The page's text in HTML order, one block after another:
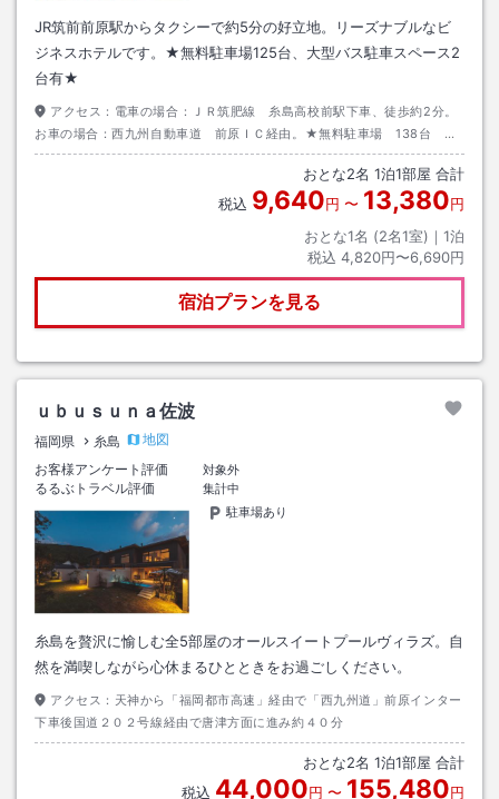
JR筑前前原駅からタクシーで約5分の好立地。リーズナブルなビ
ジネスホテルです。★無料駐車場125台、大型バス駐車スペース2
台有★
アクセス： 電車の場合：ＪＲ筑肥線 糸島高校前駅下車、徒歩約2分。
お車の場合：西九州自動車道 前原ＩＣ経由。★無料駐車場 138台 バ
ス駐車スペース2台有り★
おとな2名 1泊1部屋 合計
税込 9,640円 〜 13,380円
おとな1名 (2名1室)｜ 1泊
税込 4,820円〜6,690円
宿泊プランを見る
ｕｂｕｓｕｎａ佐波
福岡県 糸島
地図
お客様アンケート評価
対象外
るるぶトラベル評価
集計中
駐車場あり
糸島を贅沢に愉しむ全5部屋のオールスイートプールヴィラズ。自
然を満喫しながら心休まるひとときをお過ごしください。
アクセス： 天神から「福岡都市高速」経由で「西九州道」前原インター
下車後国道２０２号線経由で唐津方面に進み約４０分
おとな2名 1泊1部屋 合計
税込 44,000円 〜 155,480円